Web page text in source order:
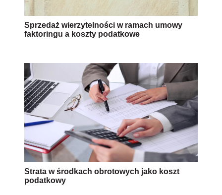
Sprzedaż wierzytelności w ramach umowy
faktoringu a koszty podatkowe
Strata w środkach obrotowych jako koszt
podatkowy